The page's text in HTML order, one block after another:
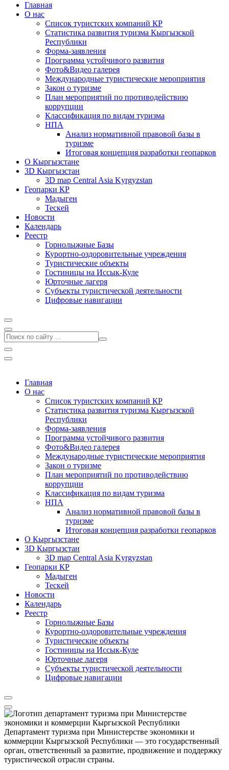
Главная
О нас
Список туристских компаний КР
Статистика развития туризма Кыргызской
Республики
Форма-заявления
Программа устойчивого развития
Фото&Видео галерея
Международные туристические мероприятия
Закон о туризме
План мероприятий по противодействию
коррупции
Классификация по видам туризма
НПА
Анализ нормативной правовой базы в
туризме
Итоговая концепция разработки геопарков
О Кыргызстане
3D Кыргызстан
3D map Central Asia Kyrgyzstan
Геопарки КР
Мадыген
Тескей
Новости
Календарь
Реестр
Горнолыжные Базы
Курортно-оздоровительные учреждения
Туристические объекты
Гостиницы на Иссык-Куле
Юрточные лагеря
Cубъекты туристической деятельности
Цифровые навигации
Главная
О нас
Список туристских компаний КР
Статистика развития туризма Кыргызской
Республики
Форма-заявления
Программа устойчивого развития
Фото&Видео галерея
Международные туристические мероприятия
Закон о туризме
План мероприятий по противодействию
коррупции
Классификация по видам туризма
НПА
Анализ нормативной правовой базы в
туризме
Итоговая концепция разработки геопарков
О Кыргызстане
3D Кыргызстан
3D map Central Asia Kyrgyzstan
Геопарки КР
Мадыген
Тескей
Новости
Календарь
Реестр
Горнолыжные Базы
Курортно-оздоровительные учреждения
Туристические объекты
Гостиницы на Иссык-Куле
Юрточные лагеря
Cубъекты туристической деятельности
Цифровые навигации
Департамент туризма при Министерстве экономики и
коммерции Кыргызской Республики — это государственный
орган, ответственный за развитие, продвижение и поддержку
туристической отрасли страны.